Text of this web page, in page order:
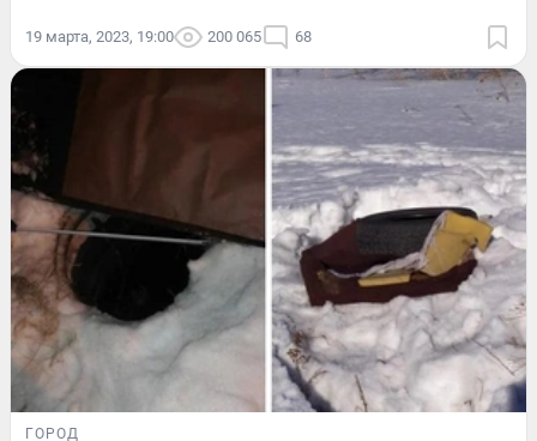
19 марта, 2023, 19:00 200 065 68
ГОРОД